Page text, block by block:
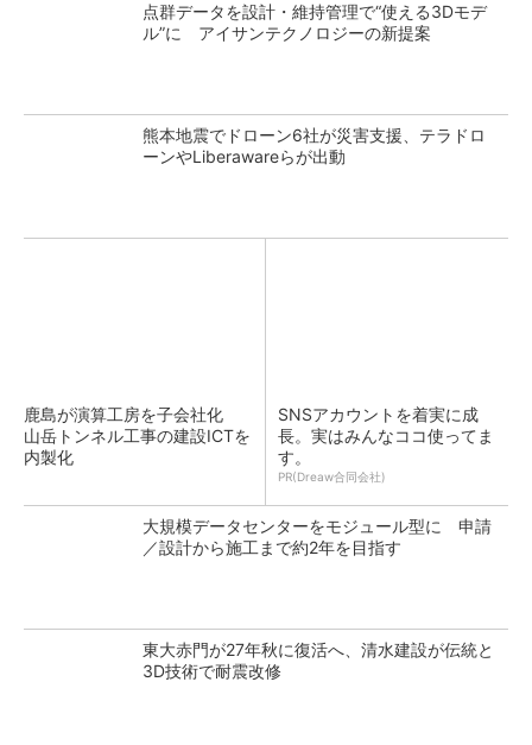
点群データを設計・維持管理で“使える3Dモデ
ル”に アイサンテクノロジーの新提案
熊本地震でドローン6社が災害支援、テラドロ
ーンやLiberawareらが出動
鹿島が演算工房を子会社化
山岳トンネル工事の建設ICTを
内製化
SNSアカウントを着実に成
長。実はみんなココ使ってま
す。
PR(Dreaw合同会社)
大規模データセンターをモジュール型に 申請
／設計から施工まで約2年を目指す
東大赤門が27年秋に復活へ、清水建設が伝統と
3D技術で耐震改修